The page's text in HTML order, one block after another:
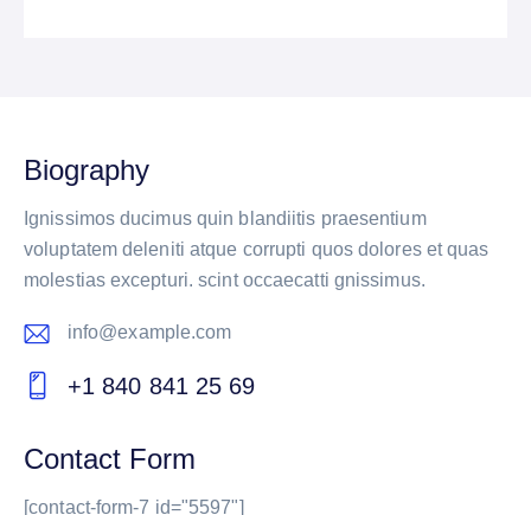
Biography
Ignissimos ducimus quin blandiitis praesentium
voluptatem deleniti atque corrupti quos dolores et quas
molestias excepturi. scint occaecatti gnissimus.
E-
m
info@example.com
on
+1 840 841 25 69
Contact Form
[contact-form-7 id="5597"]